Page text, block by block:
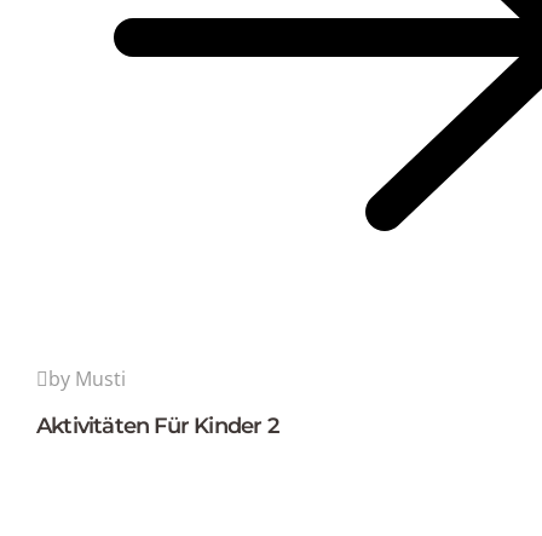
by Musti
Aktivitäten Für Kinder 2